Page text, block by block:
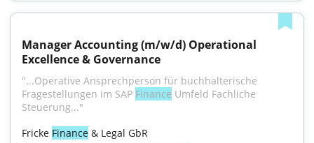
Manager Accounting (m/w/d) Operational
Excellence & Governance
"...Operative Ansprechperson für buchhalterische
Fragestellungen im SAP Finance Umfeld Fachliche
Steuerung..."
Fricke Finance & Legal GbR